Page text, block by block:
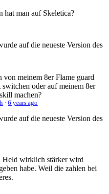
hat man auf Skeletica?
auf die neueste Version des
von meinem 8er Flame guard
oder auf meinem 8er
machen?
· 6 years ago
auf die neueste Version des
Held wirklich stärker wird
habe. Weil die zahlen bei